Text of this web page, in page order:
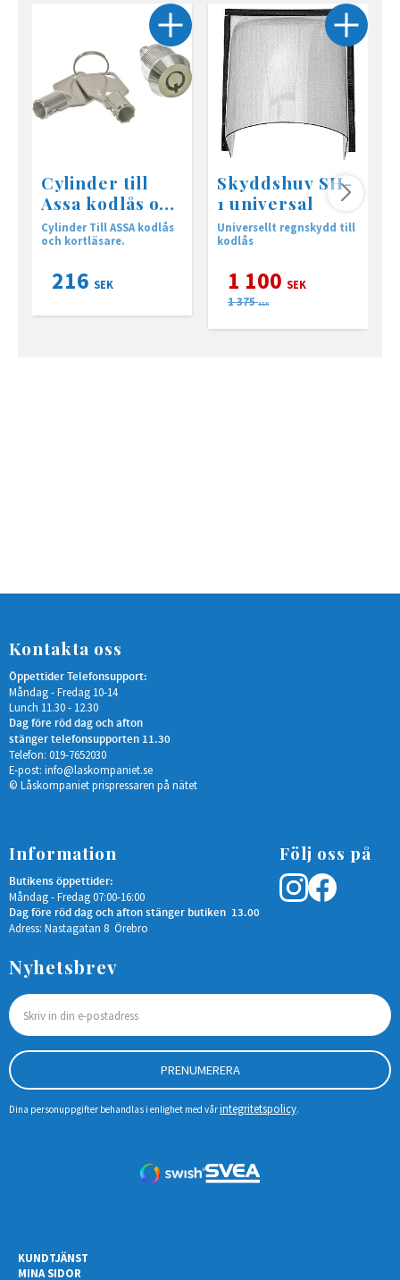
Cylinder till
Assa kodlås och
kortläsare.
Cylinder Till ASSA kodlås
och kortläsare.
216 SEK
Skyddshuv SH-
1 universal
Universellt regnskydd till
kodlås
1 100 SEK
1 375 SEK
Kontakta oss
Öppettider Telefonsupport:
Måndag - Fredag 10-14
Lunch 11.30 - 12.30
Dag före röd dag och afton
stänger telefonsupporten 11.30
Telefon: 019-7652030
E-post: info@laskompaniet.se
© Låskompaniet prispressaren på nätet
Information
Butikens öppettider:
Måndag - Fredag 07:00-16:00
Dag före röd dag och afton stänger butiken 13.00
Adress: Nastagatan 8 Örebro
Följ oss på
Nyhetsbrev
PRENUMERERA
Dina personuppgifter behandlas i enlighet med vårintegritetspolicy.
KUNDTJÄNST
MINA SIDOR